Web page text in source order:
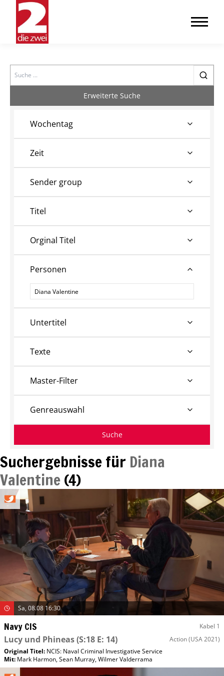
Search
Suchergebnisse für Diana
Valentine(4)
Sa, 08.08 16:30
Navy CIS Kabel 1
Lucy und Phineas(S:18 E: 14) Action(USA 2021)
Original Titel: NCIS: Naval Criminal Investigative Service
Mit: Mark Harmon,Sean Murray,Wilmer Valderrama
Erweiterte Suche
Wochentag
Zeit
Sender group
Titel
Orginal Titel
Personen
Personen
Untertitel
Texte
Master-Filter
Genreauswahl
Suche